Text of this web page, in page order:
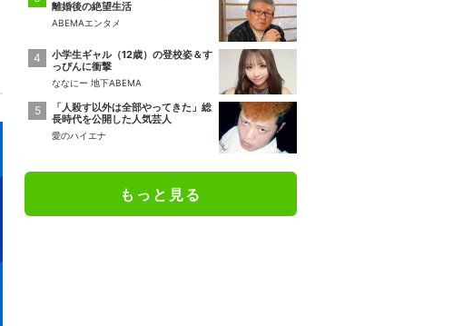
離婚後の絶望生活
ABEMAエンタメ
小学生ギャル（12歳）の登校姿＆す
っぴんに衝撃
ななにー 地下ABEMA
「人殺す以外は全部やってきた」総
長時代を公開した人気芸人
愛のハイエナ
もっと見る